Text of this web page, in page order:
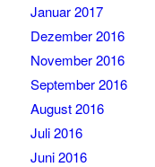
Januar 2017
Dezember 2016
November 2016
September 2016
August 2016
Juli 2016
Juni 2016